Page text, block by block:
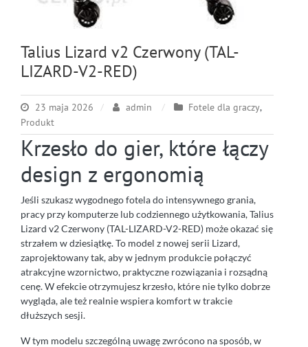
Talius Lizard v2 Czerwony (TAL-
LIZARD-V2-RED)
23 maja 2026 admin Fotele dla graczy,
Produkt
Krzesło do gier, które łączy
design z ergonomią
Jeśli szukasz wygodnego fotela do intensywnego grania,
pracy przy komputerze lub codziennego użytkowania, Talius
Lizard v2 Czerwony (TAL-LIZARD-V2-RED) może okazać się
strzałem w dziesiątkę. To model z nowej serii Lizard,
zaprojektowany tak, aby w jednym produkcie połączyć
atrakcyjne wzornictwo, praktyczne rozwiązania i rozsądną
cenę. W efekcie otrzymujesz krzesło, które nie tylko dobrze
wygląda, ale też realnie wspiera komfort w trakcie
dłuższych sesji.
W tym modelu szczególną uwagę zwrócono na sposób, w